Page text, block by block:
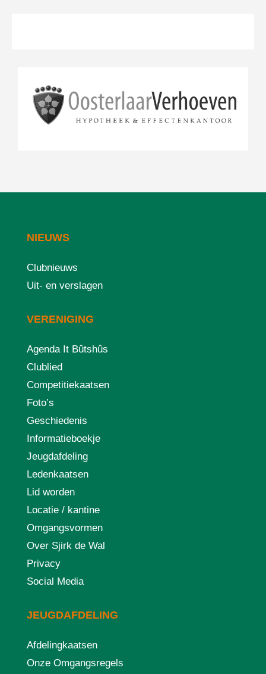
NIEUWS
Clubnieuws
Uit- en verslagen
VERENIGING
Agenda It Bûtshûs
Clublied
Competitiekaatsen
Foto’s
Geschiedenis
Informatieboekje
Jeugdafdeling
Ledenkaatsen
Lid worden
Locatie / kantine
Omgangsvormen
Over Sjirk de Wal
Privacy
Social Media
JEUGDAFDELING
Afdelingkaatsen
Onze Omgangsregels